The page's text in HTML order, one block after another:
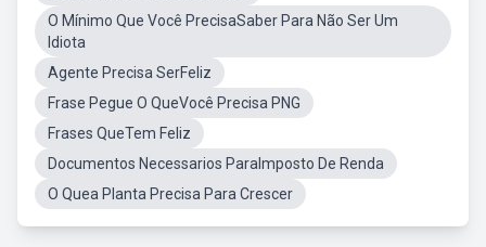
O Mínimo Que Você PrecisaSaber Para Não Ser Um
Idiota
Agente Precisa SerFeliz
Frase Pegue O QueVocê Precisa PNG
Frases QueTem Feliz
Documentos Necessarios ParaImposto De Renda
O Quea Planta Precisa Para Crescer